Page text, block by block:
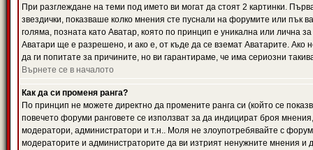
При разглеждане на теми под името ви могат да стоят 2 картинки.
звездички, показваше колко мнения сте пуснали на форумите или пък
голяма, позната като Аватар, която по принцип е уникална или лична
Аватари ще е разрешено, и ако е, от къде да се вземат Аватарите.
да ги попитате за причините, но ви гарантираме, че има сериозни
Върнете се в началото
Как да си променя ранга?
По принцип не можете директно да промените ранга си (който се
повечето форуми ранговете се използват за да индицират броя
модератори, администратори и т.н.. Моля не злоупотребявайте с
модераторите и администраторите да ви изтрият ненужните мнения и